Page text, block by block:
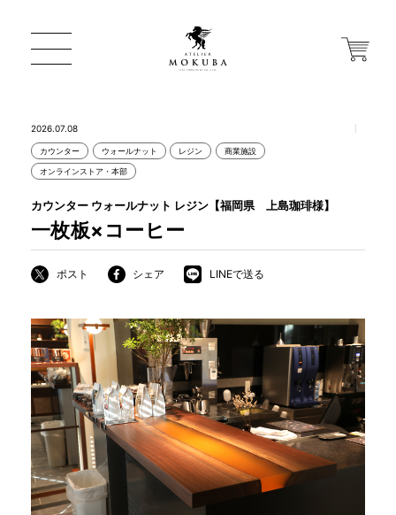
店舗から探す
MOKUBA について
商品情報
直営店
2026.07.08
カウンター ウォールナット レジン 商業施設
オンラインストア・本部
一枚板×コーヒー
カウンター ウォールナット レジン【福岡県 上島珈琲様】
ポスト シェア LINEで送る